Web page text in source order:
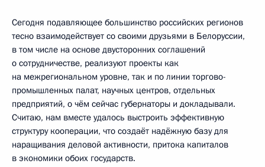
Сегодня подавляющее большинство российских регионов
тесно взаимодействует со своими друзьями в Белоруссии,
в том числе на основе двусторонних соглашений
о сотрудничестве, реализуют проекты как
на межрегиональном уровне, так и по линии торгово-
промышленных палат, научных центров, отдельных
предприятий, о чём сейчас губернаторы и докладывали.
Считаю, нам вместе удалось выстроить эффективную
структуру кооперации, что создаёт надёжную базу для
наращивания деловой активности, притока капиталов
в экономики обоих государств.